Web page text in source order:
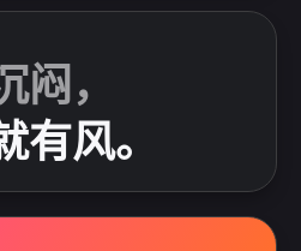
闷，
有风。